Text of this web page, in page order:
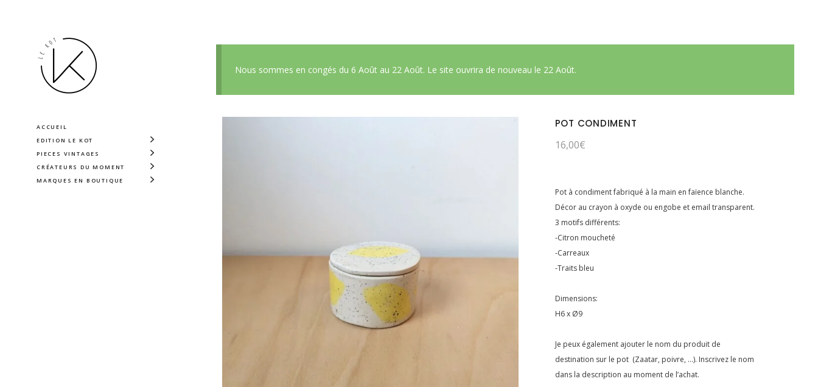
ACCUEIL
EDITION LE KOT
PIECES VINTAGES
CRÉATEURS DU MOMENT
MARQUES EN BOUTIQUE
Nous sommes en congés du 6 Août au 22 Août. Le site ouvrira de nouveau le 22 Août.
POT CONDIMENT
16,00€
Pot à condiment fabriqué à la main en faïence blanche.
Décor au crayon à oxyde ou engobe et email transparent.
3 motifs différents:
-Citron moucheté
-Carreaux
-Traits bleu
Dimensions:
H6 x Ø9
Je peux également ajouter le nom du produit de
destination sur le pot (Zaatar, poivre, …). Inscrivez le nom
dans la description au moment de l’achat.